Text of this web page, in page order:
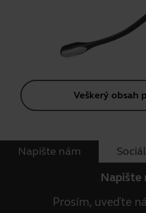
Veškerý obsah
Napište nám
Napište
Prosím, uveďte